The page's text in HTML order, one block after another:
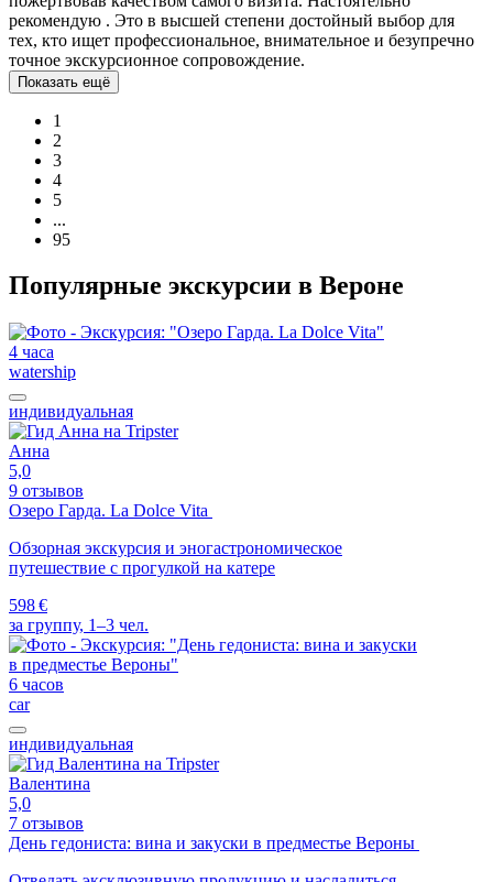
рекомендую . Это в высшей степени достойный выбор для
тех, кто ищет профессиональное, внимательное и безупречно
точное экскурсионное сопровождение.
Показать ещё
1
2
3
4
5
...
95
Популярные экскурсии в Вероне
4 часа
watership
индивидуальная
Анна
5,0
9 отзывов
Озеро Гарда. Lа Dolce Vita
Обзорная экскурсия и эногастрономическое
путешествие с прогулкой на катере
598 €
за группу, 1–3 чел.
6 часов
car
индивидуальная
Валентина
5,0
7 отзывов
День гедониста: вина и закуски в предместье Вероны